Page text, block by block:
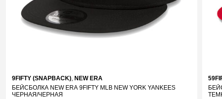
9FIFTY (SNAPBACK), NEW ERA
БЕЙСБОЛКА NEW ERA 9FIFTY MLB NEW YORK YANKEES
ЧЕРНАЯ/ЧЕРНАЯ